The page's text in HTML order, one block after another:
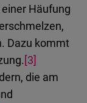
Häufung
Dazu kommt
[3]
die am